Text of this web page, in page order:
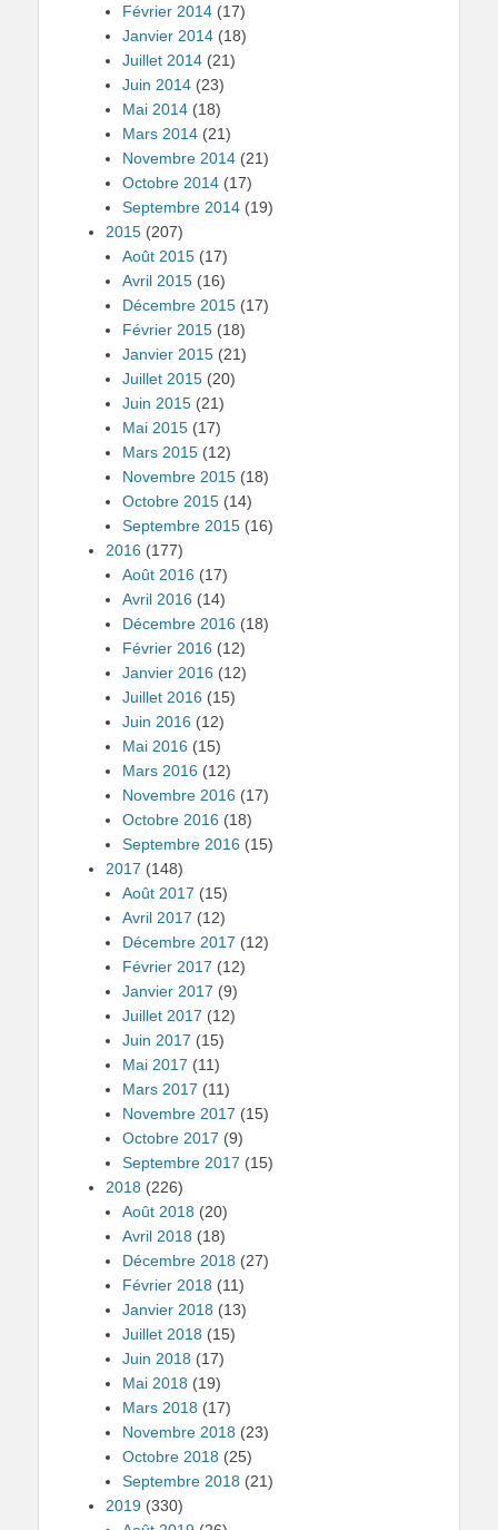
Février 2014 (17)
Janvier 2014 (18)
Juillet 2014 (21)
Juin 2014 (23)
Mai 2014 (18)
Mars 2014 (21)
Novembre 2014 (21)
Octobre 2014 (17)
Septembre 2014 (19)
2015 (207)
Août 2015 (17)
Avril 2015 (16)
Décembre 2015 (17)
Février 2015 (18)
Janvier 2015 (21)
Juillet 2015 (20)
Juin 2015 (21)
Mai 2015 (17)
Mars 2015 (12)
Novembre 2015 (18)
Octobre 2015 (14)
Septembre 2015 (16)
2016 (177)
Août 2016 (17)
Avril 2016 (14)
Décembre 2016 (18)
Février 2016 (12)
Janvier 2016 (12)
Juillet 2016 (15)
Juin 2016 (12)
Mai 2016 (15)
Mars 2016 (12)
Novembre 2016 (17)
Octobre 2016 (18)
Septembre 2016 (15)
2017 (148)
Août 2017 (15)
Avril 2017 (12)
Décembre 2017 (12)
Février 2017 (12)
Janvier 2017 (9)
Juillet 2017 (12)
Juin 2017 (15)
Mai 2017 (11)
Mars 2017 (11)
Novembre 2017 (15)
Octobre 2017 (9)
Septembre 2017 (15)
2018 (226)
Août 2018 (20)
Avril 2018 (18)
Décembre 2018 (27)
Février 2018 (11)
Janvier 2018 (13)
Juillet 2018 (15)
Juin 2018 (17)
Mai 2018 (19)
Mars 2018 (17)
Novembre 2018 (23)
Octobre 2018 (25)
Septembre 2018 (21)
2019 (330)